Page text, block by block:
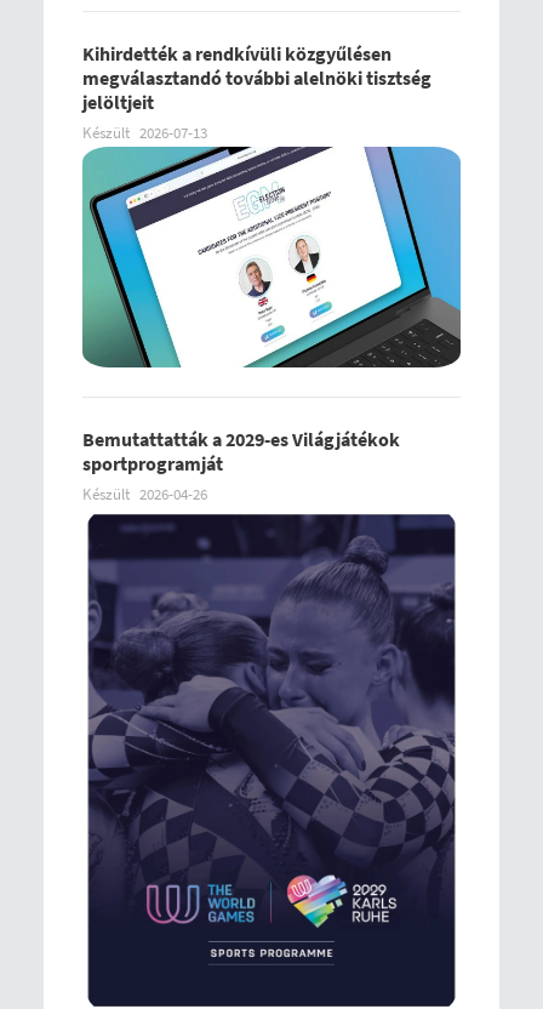
Kihirdették a rendkívüli közgyűlésen
megválasztandó további alelnöki tisztség
jelöltjeit
Készült 2026-07-13
Bemutattatták a 2029-es Világjátékok
sportprogramját
Készült 2026-04-26